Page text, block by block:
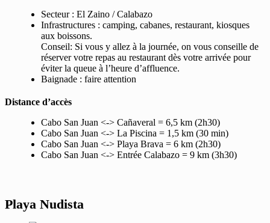
Secteur : El Zaino / Calabazo
Infrastructures : camping, cabanes, restaurant, kiosques
aux boissons.
Conseil: Si vous y allez à la journée, on vous conseille de
réserver votre repas au restaurant dès votre arrivée pour
éviter la queue à l’heure d’affluence.
Baignade : faire attention
Distance d’accès
Cabo San Juan <-> Cañaveral = 6,5 km (2h30)
Cabo San Juan <-> La Piscina = 1,5 km (30 min)
Cabo San Juan <-> Playa Brava = 6 km (2h30)
Cabo San Juan <-> Entrée Calabazo = 9 km (3h30)
Playa Nudista